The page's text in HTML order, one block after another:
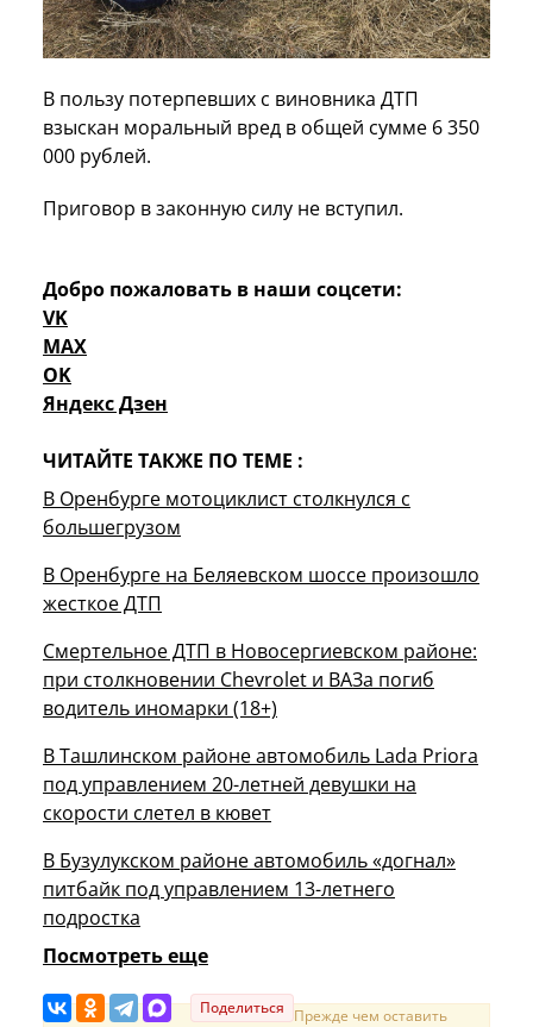
В пользу потерпевших с виновника ДТП
взыскан моральный вред в общей сумме 6 350
000 рублей.
Приговор в законную силу не вступил.
Добро пожаловать в наши соцсети:
VK
MAX
OK
Яндекс Дзен
ЧИТАЙТЕ ТАКЖЕ ПО ТЕМЕ :
В Оренбурге мотоциклист столкнулся с
большегрузом
В Оренбурге на Беляевском шоссе произошло
жесткое ДТП
Смертельное ДТП в Новосергиевском районе:
при столкновении Chevrolet и ВАЗа погиб
водитель иномарки (18+)
В Ташлинском районе автомобиль Lada Priora
под управлением 20-летней девушки на
скорости слетел в кювет
В Бузулукском районе автомобиль «догнал»
питбайк под управлением 13-летнего
подростка
Посмотреть еще
Поделиться Прежде чем оставить